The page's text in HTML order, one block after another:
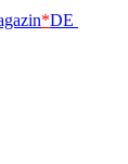
*DE